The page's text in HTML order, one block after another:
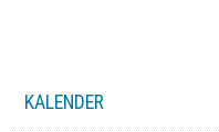
KALENDER